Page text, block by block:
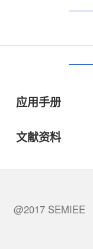
应用手册
文献资料
@2017 SEMIEE